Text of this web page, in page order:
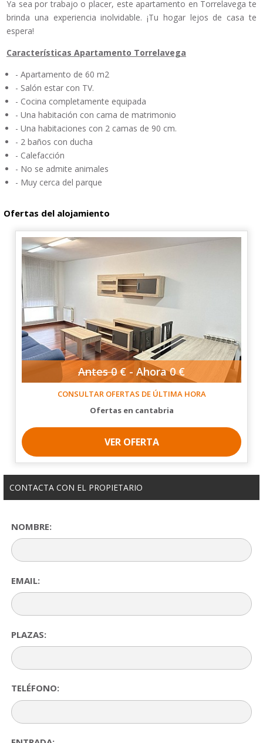
Ya sea por trabajo o placer, este apartamento en Torrelavega te
brinda una experiencia inolvidable. ¡Tu hogar lejos de casa te
espera!
Características Apartamento Torrelavega
- Apartamento de 60 m2
- Salón estar con TV.
- Cocina completamente equipada
- Una habitación con cama de matrimonio
- Una habitaciones con 2 camas de 90 cm.
- 2 baños con ducha
- Calefacción
- No se admite animales
- Muy cerca del parque
Ofertas del alojamiento
Antes0€ - Ahora0 €
CONSULTAR OFERTAS DE ÚLTIMA HORA
ofertas en cantabria
VER OFERTA
CONTACTA CON EL PROPIETARIO
NOMBRE:
EMAIL:
PLAZAS:
TELÉFONO: